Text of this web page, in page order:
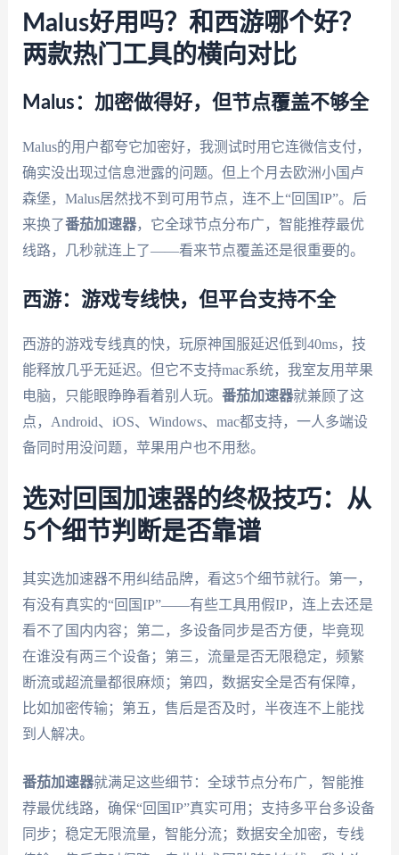
Malus好用吗？和西游哪个好？
两款热门工具的横向对比
Malus：加密做得好，但节点覆盖不够全
Malus的用户都夸它加密好，我测试时用它连微信支付，
确实没出现过信息泄露的问题。但上个月去欧洲小国卢
森堡，Malus居然找不到可用节点，连不上“回国IP”。后
来换了番茄加速器，它全球节点分布广，智能推荐最优
线路，几秒就连上了——看来节点覆盖还是很重要的。
西游：游戏专线快，但平台支持不全
西游的游戏专线真的快，玩原神国服延迟低到40ms，技
能释放几乎无延迟。但它不支持mac系统，我室友用苹果
电脑，只能眼睁睁看着别人玩。 番茄加速器就兼顾了这
点，Android、iOS、Windows、mac都支持，一人多端设
备同时用没问题，苹果用户也不用愁。
选对回国加速器的终极技巧：从
5个细节判断是否靠谱
其实选加速器不用纠结品牌，看这5个细节就行。第一，
有没有真实的“回国IP”——有些工具用假IP，连上去还是
看不了国内内容；第二，多设备同步是否方便，毕竟现
在谁没有两三个设备；第三，流量是否无限稳定，频繁
断流或超流量都很麻烦；第四，数据安全是否有保障，
比如加密传输；第五，售后是否及时，半夜连不上能找
到人解决。
番茄加速器就满足这些细节：全球节点分布广，智能推
荐最优线路，确保“回国IP”真实可用；支持多平台多设备
同步；稳定无限流量，智能分流；数据安全加密，专线